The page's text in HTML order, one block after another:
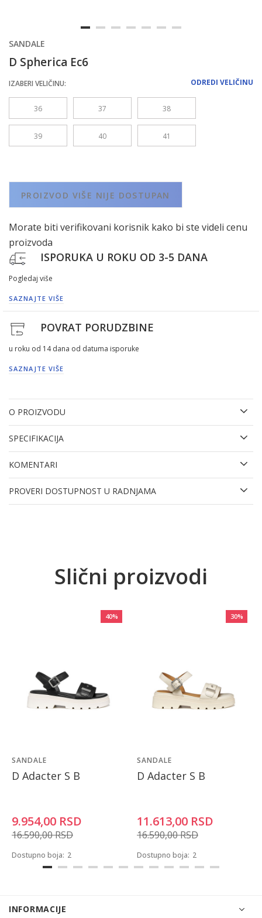
SANDALE
D Spherica Ec6
ODREDI VELIČINU
IZABERI VELIČINU:
36 37 38
39 40 41
PROIZVOD VIŠE NIJE DOSTUPAN
Morate biti verifikovani korisnik kako bi ste videli cenu
proizvoda
ISPORUKA U ROKU OD 3-5 DANA
Pogledaj više
SAZNAJTE VIŠE
POVRAT PORUDZBINE
u roku od 14 dana od datuma isporuke
SAZNAJTE VIŠE
O PROIZVODU
SPECIFIKACIJA
KOMENTARI
PROVERI DOSTUPNOST U RADNJAMA
Slični proizvodi
40%
SANDALE
D Adacter S B
9.954,00 RSD
16.590,00RSD
Dostupno boja: 2
30%
SANDALE
D Adacter S B
11.613,00 RSD
16.590,00RSD
Dostupno boja: 2
INFORMACIJE